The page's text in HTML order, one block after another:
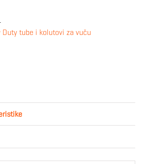
Duty tube i kolutovi za vuču